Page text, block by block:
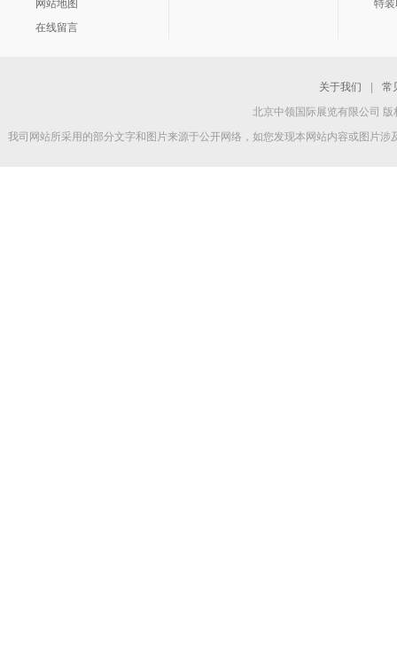
网站地图
在线留言
特
关于我们
常
北京中领国际展览有限公司
我司网站所采用的部分文字和图片来源于公开网络，如您发现本网站内容或图片